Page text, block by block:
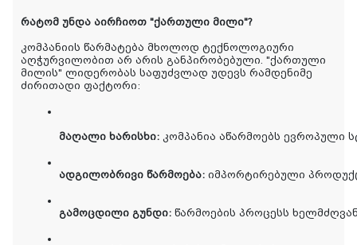
რატომ უნდა აირჩიოთ "ქართული მილი"?
კომპანიის წარმატება მხოლოდ ტექნოლოგიური
აღჭურვილობით არ არის განპირობებული. "ქართული
მილის" ლიდერობას საფუძვლად უდევს რამდენიმე
ძირითადი ფაქტორი:
მაღალი ხარისხი: კომპანია აწარმოებს ევროპული
ადგილობრივი წარმოება: იმპორტირებული
გამოცდილი გუნდი: წარმოების პროცესს